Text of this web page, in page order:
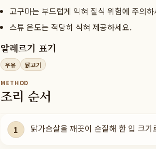
고구마는 부드럽게 익혀 질식 위험에 주의
스튜 온도는 적당히 식혀 제공하세요.
알레르기 표기
우유 닭고기
METHOD
조리 순서
1 닭가슴살을 깨끗이 손질해 한 입 크기